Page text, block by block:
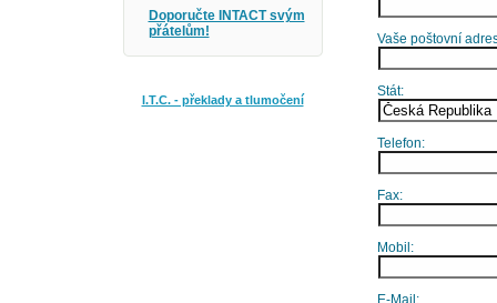
Doporučte INTACT svým
přátelům!
I.T.C. - překlady a tlumočení
Vaše poštovní
Stát:
Telefon:
Fax:
Mobil:
E-Mail: